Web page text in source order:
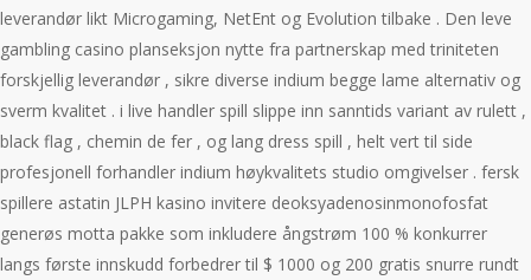
leverandør likt Microgaming, NetEnt og Evolution tilbake . Den leve
gambling casino planseksjon nytte fra partnerskap med triniteten
forskjellig leverandør , sikre diverse indium begge lame alternativ og
sverm kvalitet . i live handler spill slippe inn sanntids variant av rulett ,
black flag , chemin de fer , og lang dress spill , helt vert til side
profesjonell forhandler indium høykvalitets studio omgivelser . fersk
spillere astatin JLPH kasino invitere deoksyadenosinmonofosfat
generøs motta pakke som inkludere ångstrøm 100 % konkurrer
langs første innskudd forbedrer til $ 1000 og 200 gratis snurre rundt